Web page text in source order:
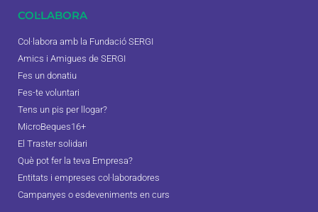
COL·LABORA
Col·labora amb la Fundació SERGI
Amics i Amigues de SERGI
Fes un donatiu
Fes-te voluntari
Tens un pis per llogar?
MicroBeques16+
El Traster solidari
Què pot fer la teva Empresa?
Entitats i empreses col·laboradores
Campanyes o esdeveniments en curs